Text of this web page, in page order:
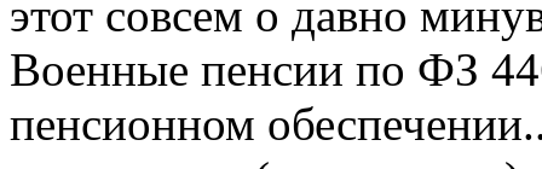
этот совсем о давно
Военные пенсии по ФЗ
пенсионном